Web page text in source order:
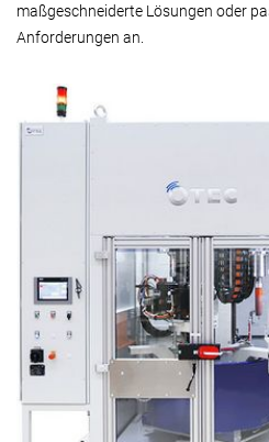
maßgeschneiderte Lösungen oder
Anforderungen an.